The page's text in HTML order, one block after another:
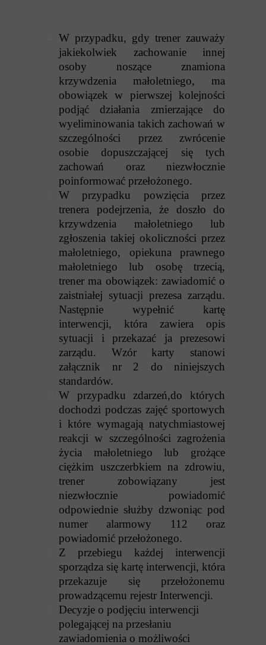
W przypadku, gdy trener zauważy
jakiekolwiek zachowanie innej
osoby noszące znamiona
krzywdzenia małoletniego, ma
obowiązek w pierwszej kolejności
podjąć działania zmierzające do
wyeliminowania takich zachowań w
szczególności przez zwrócenie
osobie dopuszczającej się tych
zachowań oraz niezwłocznie
poinformować przełożonego.
W przypadku powzięcia przez
trenera podejrzenia, że doszło do
krzywdzenia małoletniego lub
zgłoszenia takiej okoliczności przez
małoletniego, opiekuna prawnego
małoletniego lub osobę trzecią,
trener ma obowiązek: zawiadomić o
zaistniałej sytuacji prezesa zarządu.
Następnie wypełnić kartę
interwencji, która zawiera opis
sytuacji i przekazać ja prezesowi
zarządu. Wzór karty stanowi
załącznik nr 2 do niniejszych
standardów.
W przypadku zdarzeń,do których
dochodzi podczas zajęć sportowych
i które wymagają natychmiastowej
reakcji w szczególności zagrożenia
życia małoletniego lub grożące
ciężkim uszczerbkiem na zdrowiu,
trener zobowiązany jest
niezwłocznie powiadomić
odpowiednie służby dzwoniąc pod
numer alarmowy 112 oraz
powiadomić przełożonego.
Z przebiegu każdej interwencji
sporządza się kartę interwencji, która
przekazuje się przełożonemu
prowadzącemu rejestr Interwencji.
Decyzje o podjęciu interwencji
polegającej na przesłaniu
zawiadomienia o możliwości